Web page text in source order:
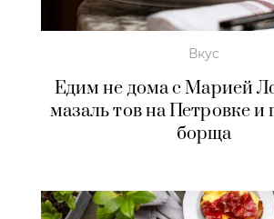
Вкус
Едим не дома с Марией
мазаль тов на Петровке и
борща